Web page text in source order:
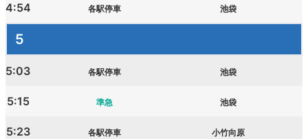
4:54 各駅停車 池袋
5
5:03 各駅停車 池袋
5:15 準急 池袋
5:23 各駅停車 小竹向原